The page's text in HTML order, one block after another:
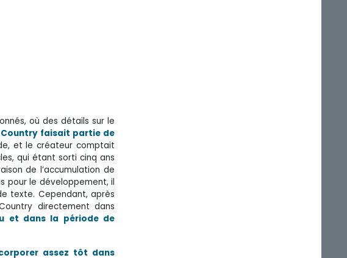
où des détails sur le
Country faisait partie de
et le créateur comptait
qui étant sorti cinq ans
de l’accumulation de
pour le développement, il
texte. Cependant, après
directement dans
et dans la période de
assez tôt dans